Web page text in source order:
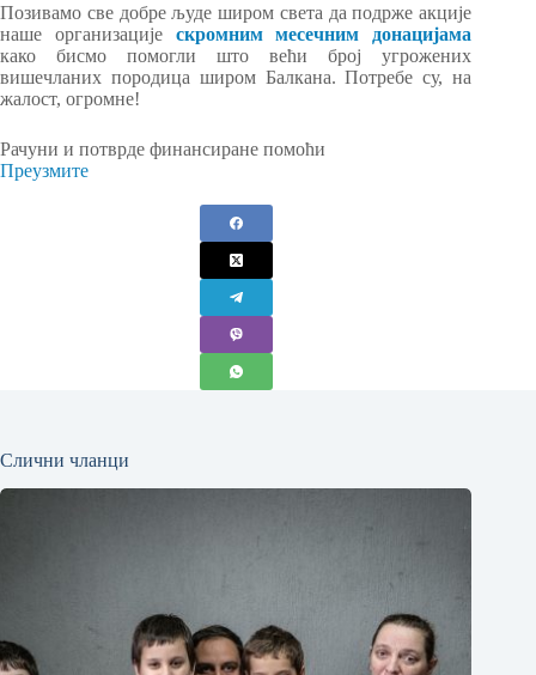
Позивамо све добре људе широм света да подрже акције
наше организације скромним месечним донацијама
како бисмо помогли што већи број угрожених
вишечланих породица широм Балкана. Потребе су, на
жалост, огромне!
Рачуни и потврде финансиране помоћи
Преузмите
Слични чланци